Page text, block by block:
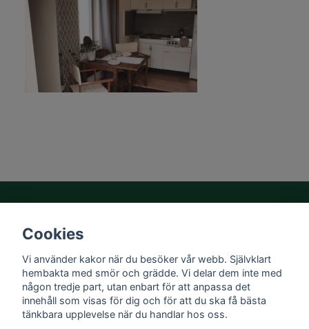
Om oss
Mer information
Sociala medier
Cookies
Vi använder kakor när du besöker vår webb. Självklart
hembakta med smör och grädde. Vi delar dem inte med
någon tredje part, utan enbart för att anpassa det
innehåll som visas för dig och för att du ska få bästa
tänkbara upplevelse när du handlar hos oss.